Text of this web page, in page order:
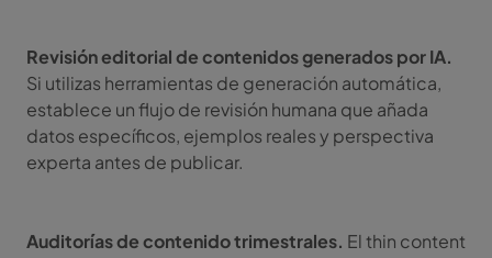
Revisión editorial de contenidos generados por IA.
Si utilizas herramientas de generación automática,
establece un flujo de revisión humana que añada
datos específicos, ejemplos reales y perspectiva
experta antes de publicar.
Auditorías de contenido trimestrales. El thin content